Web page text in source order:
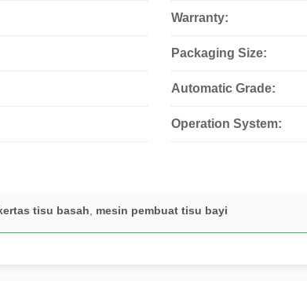
Warranty:
Packaging Size:
Automatic Grade:
Operation System:
tisu basah mesin pembuat tisu bayi